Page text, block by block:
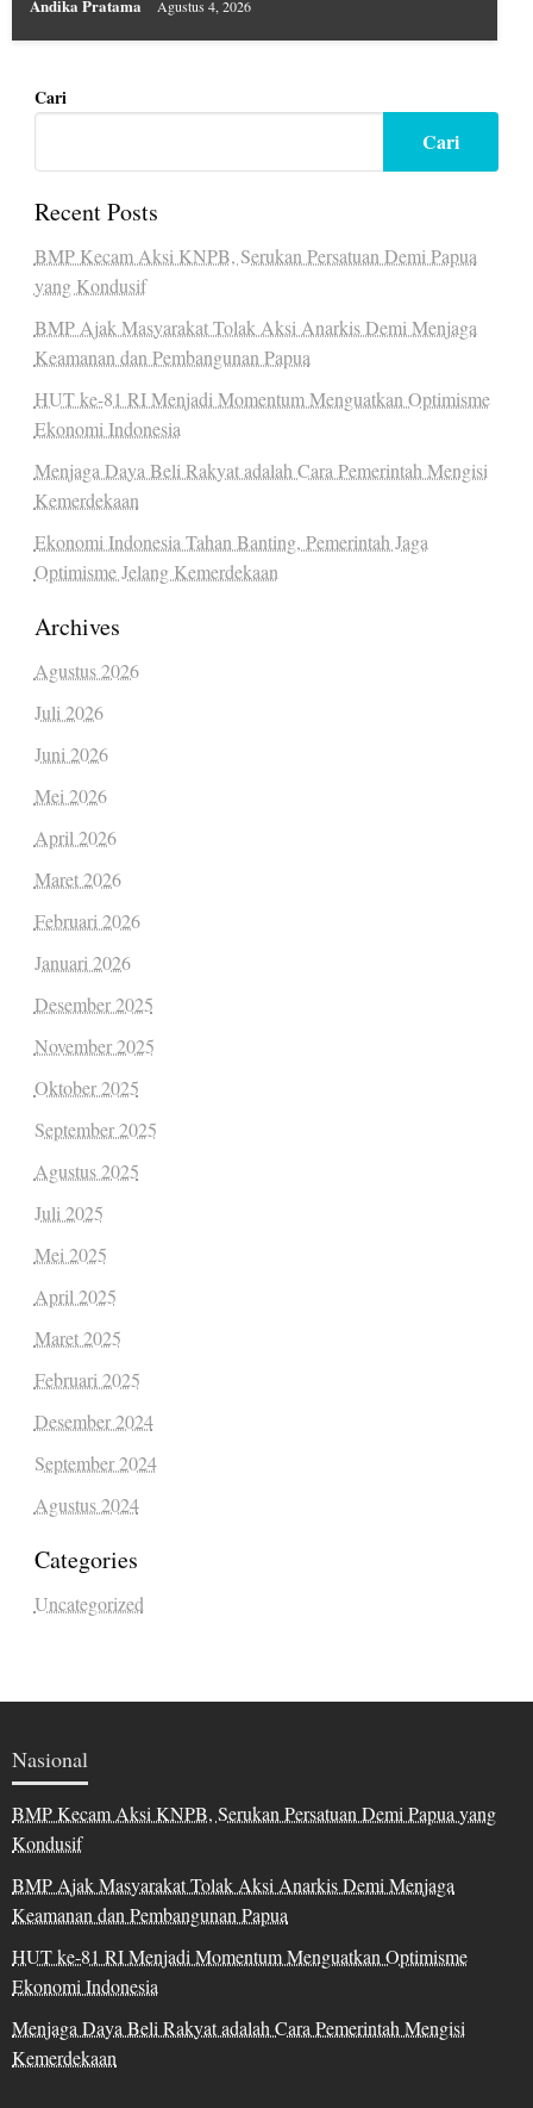
Andika Pratama Agustus 4, 2026
Cari
Cari
Recent Posts
BMP Kecam Aksi KNPB, Serukan Persatuan Demi Papua
yang Kondusif
BMP Ajak Masyarakat Tolak Aksi Anarkis Demi Menjaga
Keamanan dan Pembangunan Papua
HUT ke-81 RI Menjadi Momentum Menguatkan Optimisme
Ekonomi Indonesia
Menjaga Daya Beli Rakyat adalah Cara Pemerintah Mengisi
Kemerdekaan
Ekonomi Indonesia Tahan Banting, Pemerintah Jaga
Optimisme Jelang Kemerdekaan
Archives
Agustus 2026
Juli 2026
Juni 2026
Mei 2026
April 2026
Maret 2026
Februari 2026
Januari 2026
Desember 2025
November 2025
Oktober 2025
September 2025
Agustus 2025
Juli 2025
Mei 2025
April 2025
Maret 2025
Februari 2025
Desember 2024
September 2024
Agustus 2024
Categories
Uncategorized
Nasional
BMP Kecam Aksi KNPB, Serukan Persatuan Demi Papua yang
Kondusif
BMP Ajak Masyarakat Tolak Aksi Anarkis Demi Menjaga
Keamanan dan Pembangunan Papua
HUT ke-81 RI Menjadi Momentum Menguatkan Optimisme
Ekonomi Indonesia
Menjaga Daya Beli Rakyat adalah Cara Pemerintah Mengisi
Kemerdekaan